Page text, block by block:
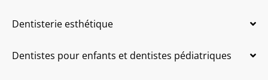
Dentisterie esthétique
Dentistes pour enfants et dentistes pédiatriques